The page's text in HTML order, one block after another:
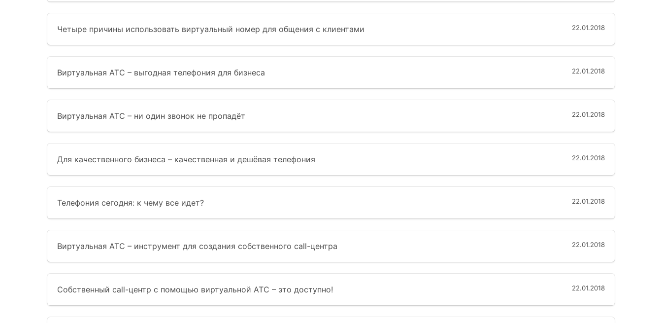
22.01.2018
Четыре причины использовать виртуальный номер для общения с клиентами
22.01.2018
Виртуальная АТС – выгодная телефония для бизнеса
22.01.2018
Виртуальная АТС – ни один звонок не пропадёт
22.01.2018
Для качественного бизнеса – качественная и дешёвая телефония
22.01.2018
Телефония сегодня: к чему все идет?
22.01.2018
Виртуальная АТС – инструмент для создания собственного call-центра
22.01.2018
Собственный call-центр с помощью виртуальной АТС – это доступно!